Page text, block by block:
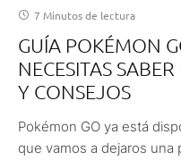
7 Minutos de lectura
GUÍA POKÉMON
NECESITAS
Y CONSEJOS
Pokémon GO ya está
que vamos a dejaros una